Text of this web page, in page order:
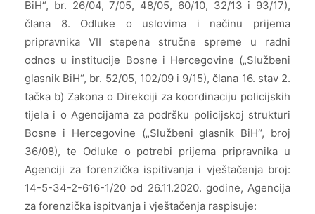
BiH“, br. 26/04, 7/05, 48/05, 60/10, 32/13 i 93/17),
člana 8. Odluke o uslovima i načinu prijema
pripravnika VII stepena stručne spreme u radni
odnos u institucije Bosne i Hercegovine („Službeni
glasnik BiH“, br. 52/05, 102/09 i 9/15), člana 16. stav 2.
tačka b) Zakona o Direkciji za koordinaciju policijskih
tijela i o Agencijama za podršku policijskoj strukturi
Bosne i Hercegovine („Službeni glasnik BiH“, broj
36/08), te Odluke o potrebi prijema pripravnika u
Agenciji za forenzička ispitivanja i vještačenja broj:
14-5-34-2-616-1/20 od 26.11.2020. godine, Agencija
za forenzička ispitvanja i vještačenja raspisuje: